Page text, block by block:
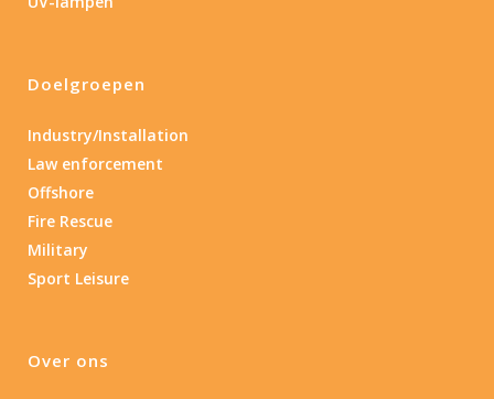
Doelgroepen
Industry/Installation
Law enforcement
Offshore
Fire Rescue
Military
Sport Leisure
Over ons